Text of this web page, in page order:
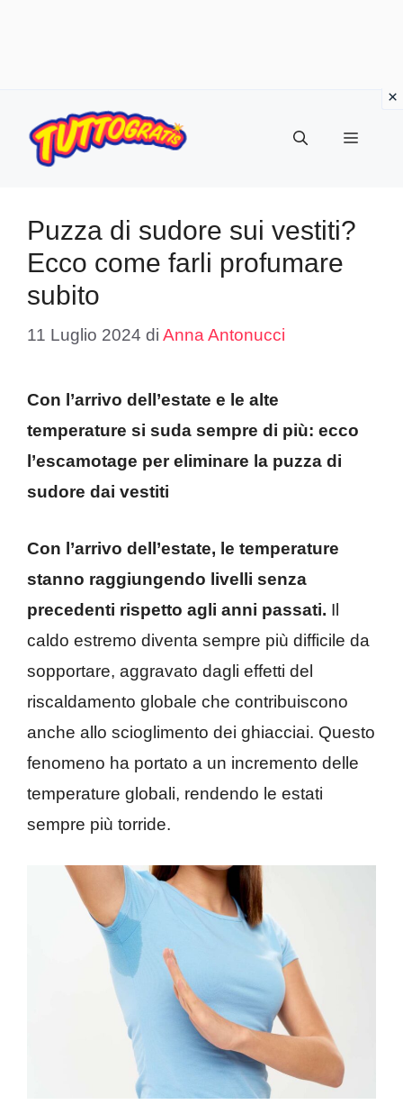
contenuto
Menu
Puzza di sudore sui vestiti?
Ecco come farli profumare
subito
11 Luglio 2024 di Anna Antonucci
Con l’arrivo dell’estate e le alte
temperature si suda sempre di più: ecco
l’escamotage per eliminare la puzza di
sudore dai vestiti
Con l’arrivo dell’estate, le temperature
stanno raggiungendo livelli senza
precedenti rispetto agli anni passati. Il
caldo estremo diventa sempre più difficile da
sopportare, aggravato dagli effetti del
riscaldamento globale che contribuiscono
anche allo scioglimento dei ghiacciai. Questo
fenomeno ha portato a un incremento delle
temperature globali, rendendo le estati
sempre più torride.